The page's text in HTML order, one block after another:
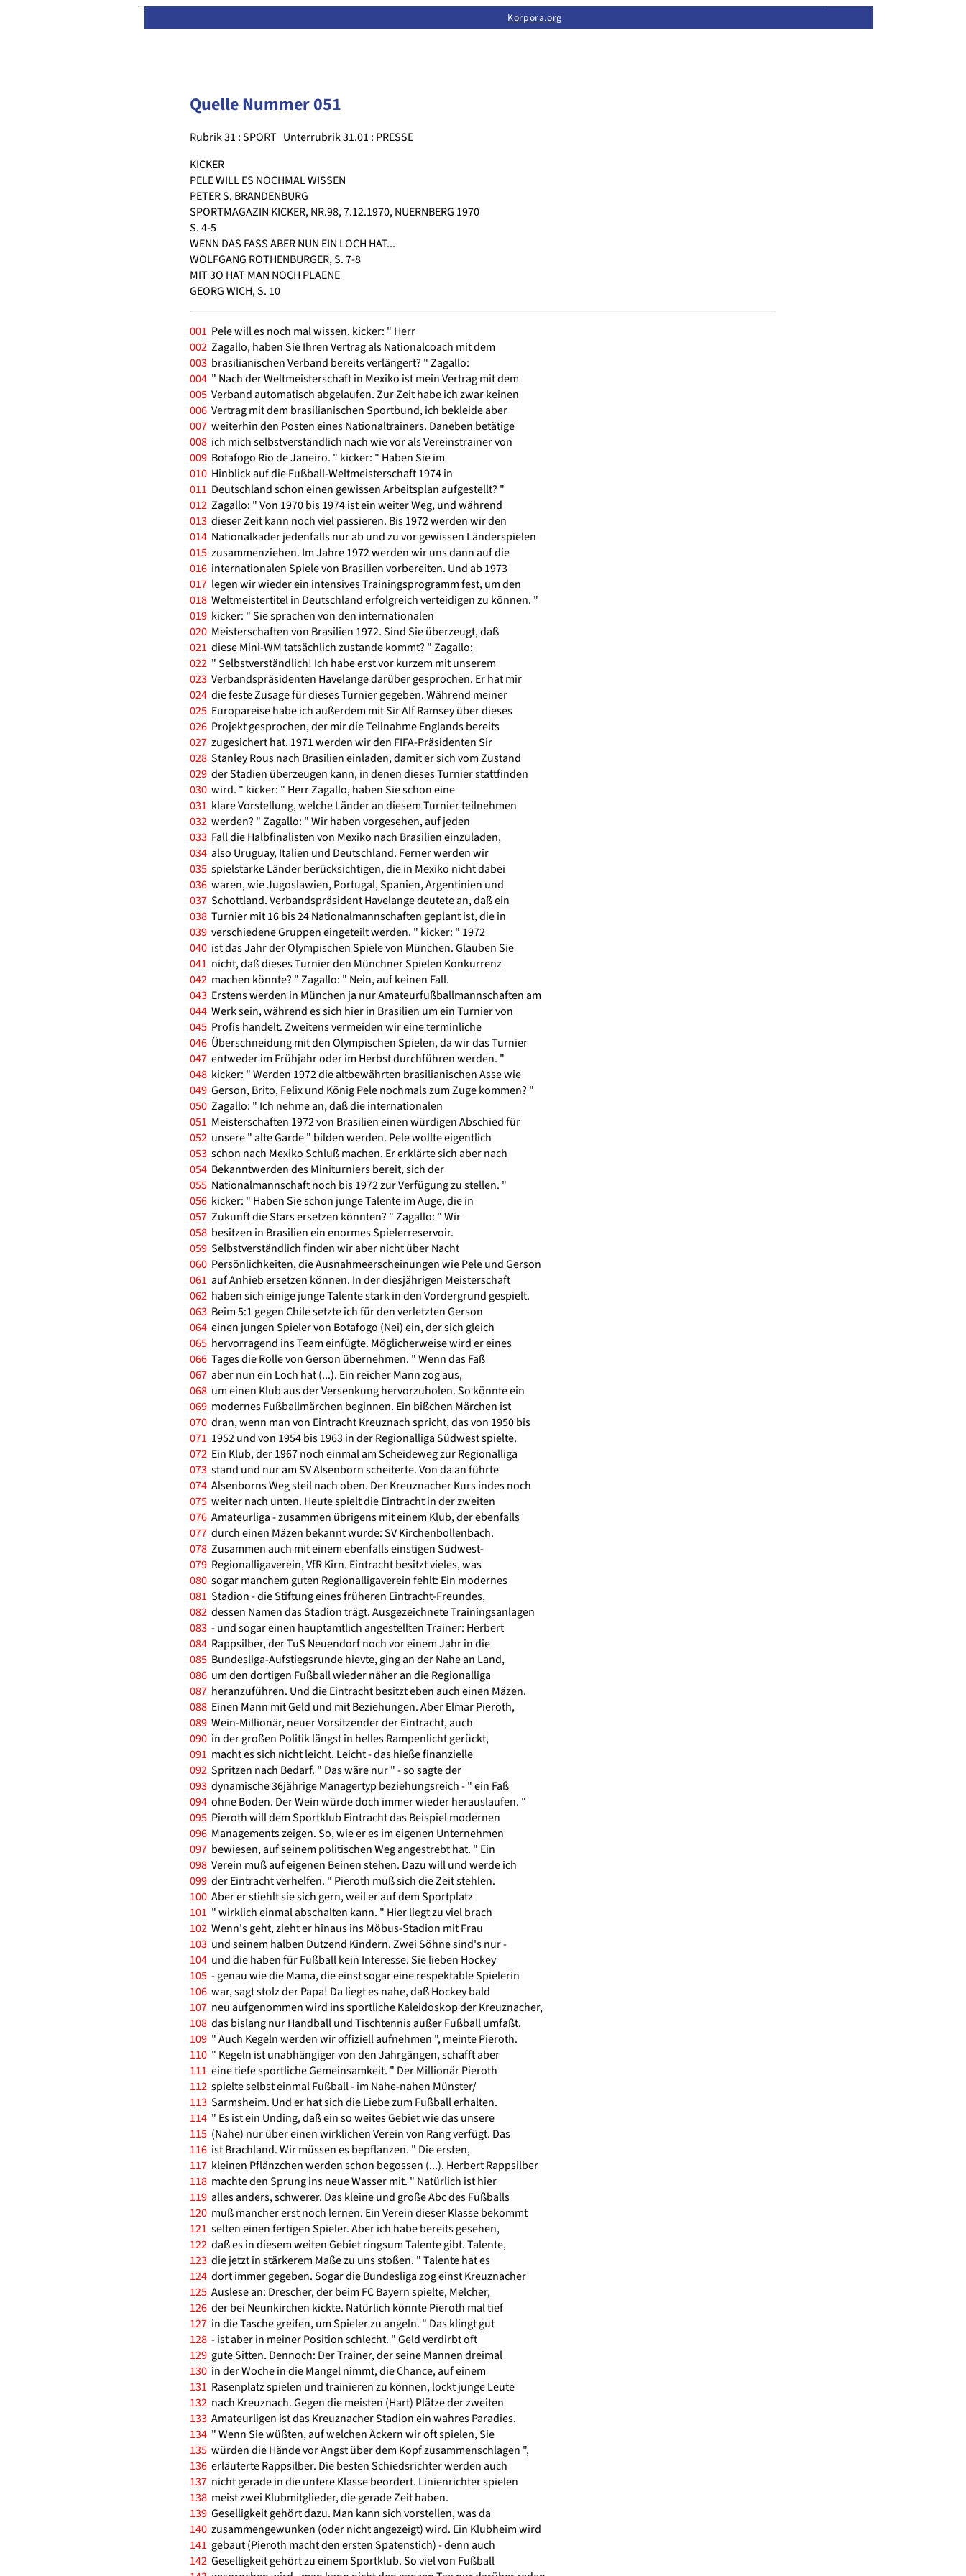
Feedback·Korpora.org
Quelle Nummer 051
Rubrik 31 : SPORT Unterrubrik 31.01 : PRESSE
KICKER
PELE WILL ES NOCHMAL WISSEN
PETER S. BRANDENBURG
SPORTMAGAZIN KICKER, NR.98, 7.12.1970, NUERNBERG 1970
S. 4-5
WENN DAS FASS ABER NUN EIN LOCH HAT...
WOLFGANG ROTHENBURGER, S. 7-8
MIT 3O HAT MAN NOCH PLAENE
GEORG WICH, S. 10
001 Pele will es noch mal wissen. kicker: " Herr
002 Zagallo, haben Sie Ihren Vertrag als Nationalcoach mit dem
003 brasilianischen Verband bereits verlängert? " Zagallo:
004 " Nach der Weltmeisterschaft in Mexiko ist mein Vertrag mit dem
005 Verband automatisch abgelaufen. Zur Zeit habe ich zwar keinen
006 Vertrag mit dem brasilianischen Sportbund, ich bekleide aber
007 weiterhin den Posten eines Nationaltrainers. Daneben betätige
008 ich mich selbstverständlich nach wie vor als Vereinstrainer von
009 Botafogo Rio de Janeiro. " kicker: " Haben Sie im
010 Hinblick auf die Fußball-Weltmeisterschaft 1974 in
011 Deutschland schon einen gewissen Arbeitsplan aufgestellt? "
012 Zagallo: " Von 1970 bis 1974 ist ein weiter Weg, und während
013 dieser Zeit kann noch viel passieren. Bis 1972 werden wir den
014 Nationalkader jedenfalls nur ab und zu vor gewissen Länderspielen
015 zusammenziehen. Im Jahre 1972 werden wir uns dann auf die
016 internationalen Spiele von Brasilien vorbereiten. Und ab 1973
017 legen wir wieder ein intensives Trainingsprogramm fest, um den
018 Weltmeistertitel in Deutschland erfolgreich verteidigen zu können. "
019 kicker: " Sie sprachen von den internationalen
020 Meisterschaften von Brasilien 1972. Sind Sie überzeugt, daß
021 diese Mini-WM tatsächlich zustande kommt? " Zagallo:
022 " Selbstverständlich! Ich habe erst vor kurzem mit unserem
023 Verbandspräsidenten Havelange darüber gesprochen. Er hat mir
024 die feste Zusage für dieses Turnier gegeben. Während meiner
025 Europareise habe ich außerdem mit Sir Alf Ramsey über dieses
026 Projekt gesprochen, der mir die Teilnahme Englands bereits
027 zugesichert hat. 1971 werden wir den FIFA-Präsidenten Sir
028 Stanley Rous nach Brasilien einladen, damit er sich vom Zustand
029 der Stadien überzeugen kann, in denen dieses Turnier stattfinden
030 wird. " kicker: " Herr Zagallo, haben Sie schon eine
031 klare Vorstellung, welche Länder an diesem Turnier teilnehmen
032 werden? " Zagallo: " Wir haben vorgesehen, auf jeden
033 Fall die Halbfinalisten von Mexiko nach Brasilien einzuladen,
034 also Uruguay, Italien und Deutschland. Ferner werden wir
035 spielstarke Länder berücksichtigen, die in Mexiko nicht dabei
036 waren, wie Jugoslawien, Portugal, Spanien, Argentinien und
037 Schottland. Verbandspräsident Havelange deutete an, daß ein
038 Turnier mit 16 bis 24 Nationalmannschaften geplant ist, die in
039 verschiedene Gruppen eingeteilt werden. " kicker: " 1972
040 ist das Jahr der Olympischen Spiele von München. Glauben Sie
041 nicht, daß dieses Turnier den Münchner Spielen Konkurrenz
042 machen könnte? " Zagallo: " Nein, auf keinen Fall.
043 Erstens werden in München ja nur Amateurfußballmannschaften am
044 Werk sein, während es sich hier in Brasilien um ein Turnier von
045 Profis handelt. Zweitens vermeiden wir eine terminliche
046 Überschneidung mit den Olympischen Spielen, da wir das Turnier
047 entweder im Frühjahr oder im Herbst durchführen werden. "
048 kicker: " Werden 1972 die altbewährten brasilianischen Asse wie
049 Gerson, Brito, Felix und König Pele nochmals zum Zuge kommen? "
050 Zagallo: " Ich nehme an, daß die internationalen
051 Meisterschaften 1972 von Brasilien einen würdigen Abschied für
052 unsere " alte Garde " bilden werden. Pele wollte eigentlich
053 schon nach Mexiko Schluß machen. Er erklärte sich aber nach
054 Bekanntwerden des Miniturniers bereit, sich der
055 Nationalmannschaft noch bis 1972 zur Verfügung zu stellen. "
056 kicker: " Haben Sie schon junge Talente im Auge, die in
057 Zukunft die Stars ersetzen könnten? " Zagallo: " Wir
058 besitzen in Brasilien ein enormes Spielerreservoir.
059 Selbstverständlich finden wir aber nicht über Nacht
060 Persönlichkeiten, die Ausnahmeerscheinungen wie Pele und Gerson
061 auf Anhieb ersetzen können. In der diesjährigen Meisterschaft
062 haben sich einige junge Talente stark in den Vordergrund gespielt.
063 Beim 5:1 gegen Chile setzte ich für den verletzten Gerson
064 einen jungen Spieler von Botafogo (Nei) ein, der sich gleich
065 hervorragend ins Team einfügte. Möglicherweise wird er eines
066 Tages die Rolle von Gerson übernehmen. " Wenn das Faß
067 aber nun ein Loch hat (...). Ein reicher Mann zog aus,
068 um einen Klub aus der Versenkung hervorzuholen. So könnte ein
069 modernes Fußballmärchen beginnen. Ein bißchen Märchen ist
070 dran, wenn man von Eintracht Kreuznach spricht, das von 1950 bis
071 1952 und von 1954 bis 1963 in der Regionalliga Südwest spielte.
072 Ein Klub, der 1967 noch einmal am Scheideweg zur Regionalliga
073 stand und nur am SV Alsenborn scheiterte. Von da an führte
074 Alsenborns Weg steil nach oben. Der Kreuznacher Kurs indes noch
075 weiter nach unten. Heute spielt die Eintracht in der zweiten
076 Amateurliga - zusammen übrigens mit einem Klub, der ebenfalls
077 durch einen Mäzen bekannt wurde: SV Kirchenbollenbach.
078 Zusammen auch mit einem ebenfalls einstigen Südwest-
079 Regionalligaverein, VfR Kirn. Eintracht besitzt vieles, was
080 sogar manchem guten Regionalligaverein fehlt: Ein modernes
081 Stadion - die Stiftung eines früheren Eintracht-Freundes,
082 dessen Namen das Stadion trägt. Ausgezeichnete Trainingsanlagen
083 - und sogar einen hauptamtlich angestellten Trainer: Herbert
084 Rappsilber, der TuS Neuendorf noch vor einem Jahr in die
085 Bundesliga-Aufstiegsrunde hievte, ging an der Nahe an Land,
086 um den dortigen Fußball wieder näher an die Regionalliga
087 heranzuführen. Und die Eintracht besitzt eben auch einen Mäzen.
088 Einen Mann mit Geld und mit Beziehungen. Aber Elmar Pieroth,
089 Wein-Millionär, neuer Vorsitzender der Eintracht, auch
090 in der großen Politik längst in helles Rampenlicht gerückt,
091 macht es sich nicht leicht. Leicht - das hieße finanzielle
092 Spritzen nach Bedarf. " Das wäre nur " - so sagte der
093 dynamische 36jährige Managertyp beziehungsreich - " ein Faß
094 ohne Boden. Der Wein würde doch immer wieder herauslaufen. "
095 Pieroth will dem Sportklub Eintracht das Beispiel modernen
096 Managements zeigen. So, wie er es im eigenen Unternehmen
097 bewiesen, auf seinem politischen Weg angestrebt hat. " Ein
098 Verein muß auf eigenen Beinen stehen. Dazu will und werde ich
099 der Eintracht verhelfen. " Pieroth muß sich die Zeit stehlen.
100 Aber er stiehlt sie sich gern, weil er auf dem Sportplatz
101 " wirklich einmal abschalten kann. " Hier liegt zu viel brach
102 Wenn's geht, zieht er hinaus ins Möbus-Stadion mit Frau
103 und seinem halben Dutzend Kindern. Zwei Söhne sind's nur -
104 und die haben für Fußball kein Interesse. Sie lieben Hockey
105 - genau wie die Mama, die einst sogar eine respektable Spielerin
106 war, sagt stolz der Papa! Da liegt es nahe, daß Hockey bald
107 neu aufgenommen wird ins sportliche Kaleidoskop der Kreuznacher,
108 das bislang nur Handball und Tischtennis außer Fußball umfaßt.
109 " Auch Kegeln werden wir offiziell aufnehmen ", meinte Pieroth.
110 " Kegeln ist unabhängiger von den Jahrgängen, schafft aber
111 eine tiefe sportliche Gemeinsamkeit. " Der Millionär Pieroth
112 spielte selbst einmal Fußball - im Nahe-nahen Münster/
113 Sarmsheim. Und er hat sich die Liebe zum Fußball erhalten.
114 " Es ist ein Unding, daß ein so weites Gebiet wie das unsere
115 (Nahe) nur über einen wirklichen Verein von Rang verfügt. Das
116 ist Brachland. Wir müssen es bepflanzen. " Die ersten,
117 kleinen Pflänzchen werden schon begossen (...). Herbert Rappsilber
118 machte den Sprung ins neue Wasser mit. " Natürlich ist hier
119 alles anders, schwerer. Das kleine und große Abc des Fußballs
120 muß mancher erst noch lernen. Ein Verein dieser Klasse bekommt
121 selten einen fertigen Spieler. Aber ich habe bereits gesehen,
122 daß es in diesem weiten Gebiet ringsum Talente gibt. Talente,
123 die jetzt in stärkerem Maße zu uns stoßen. " Talente hat es
124 dort immer gegeben. Sogar die Bundesliga zog einst Kreuznacher
125 Auslese an: Drescher, der beim FC Bayern spielte, Melcher,
126 der bei Neunkirchen kickte. Natürlich könnte Pieroth mal tief
127 in die Tasche greifen, um Spieler zu angeln. " Das klingt gut
128 - ist aber in meiner Position schlecht. " Geld verdirbt oft
129 gute Sitten. Dennoch: Der Trainer, der seine Mannen dreimal
130 in der Woche in die Mangel nimmt, die Chance, auf einem
131 Rasenplatz spielen und trainieren zu können, lockt junge Leute
132 nach Kreuznach. Gegen die meisten (Hart) Plätze der zweiten
133 Amateurligen ist das Kreuznacher Stadion ein wahres Paradies.
134 " Wenn Sie wüßten, auf welchen Äckern wir oft spielen, Sie
135 würden die Hände vor Angst über dem Kopf zusammenschlagen ",
136 erläuterte Rappsilber. Die besten Schiedsrichter werden auch
137 nicht gerade in die untere Klasse beordert. Linienrichter spielen
138 meist zwei Klubmitglieder, die gerade Zeit haben.
139 Geselligkeit gehört dazu. Man kann sich vorstellen, was da
140 zusammengewunken (oder nicht angezeigt) wird. Ein Klubheim wird
141 gebaut (Pieroth macht den ersten Spatenstich) - denn auch
142 Geselligkeit gehört zu einem Sportklub. So viel von Fußball
Korpora.org